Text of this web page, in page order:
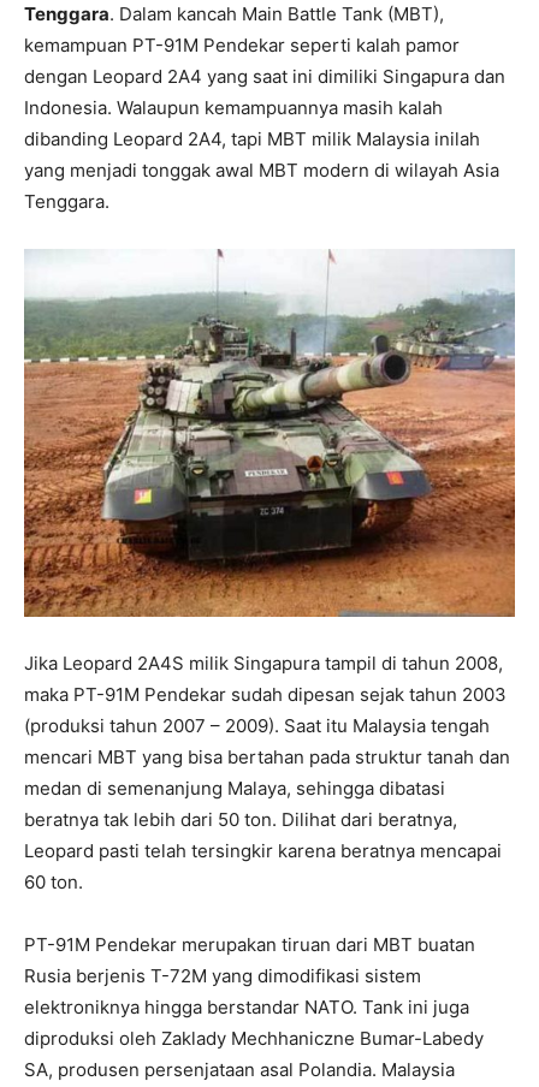
Tenggara. Dalam kancah Main Battle Tank (MBT),
kemampuan PT-91M Pendekar seperti kalah pamor
dengan Leopard 2A4 yang saat ini dimiliki Singapura dan
Indonesia. Walaupun kemampuannya masih kalah
dibanding Leopard 2A4, tapi MBT milik Malaysia inilah
yang menjadi tonggak awal MBT modern di wilayah Asia
Tenggara.
Jika Leopard 2A4S milik Singapura tampil di tahun 2008,
maka PT-91M Pendekar sudah dipesan sejak tahun 2003
(produksi tahun 2007 – 2009). Saat itu Malaysia tengah
mencari MBT yang bisa bertahan pada struktur tanah dan
medan di semenanjung Malaya, sehingga dibatasi
beratnya tak lebih dari 50 ton. Dilihat dari beratnya,
Leopard pasti telah tersingkir karena beratnya mencapai
60 ton.
PT-91M Pendekar merupakan tiruan dari MBT buatan
Rusia berjenis T-72M yang dimodifikasi sistem
elektroniknya hingga berstandar NATO. Tank ini juga
diproduksi oleh Zaklady Mechhaniczne Bumar-Labedy
SA, produsen persenjataan asal Polandia. Malaysia